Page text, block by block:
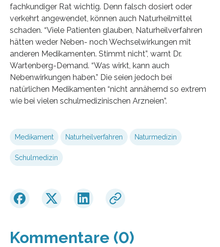
fachkundiger Rat wichtig. Denn falsch dosiert oder
verkehrt angewendet, können auch Naturheilmittel
schaden. “Viele Patienten glauben, Naturheilverfahren
hätten weder Neben- noch Wechselwirkungen mit
anderen Medikamenten. Stimmt nicht”, warnt Dr.
Wartenberg-Demand. “Was wirkt, kann auch
Nebenwirkungen haben.” Die seien jedoch bei
natürlichen Medikamenten “nicht annähernd so extrem
wie bei vielen schulmedizinischen Arzneien”.
Medikament Naturheilverfahren Naturmedizin
Schulmedizin
Kommentare (0)